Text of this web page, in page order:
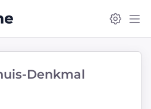
Denkmal